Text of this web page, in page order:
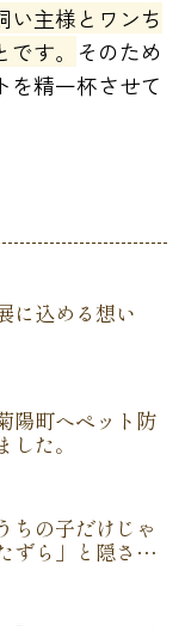
い主様とワンち
す。 そのため
を精一杯させて
に込める想い
陽町へペット防
た。
ちの子だけじゃ
ずら」と隠され